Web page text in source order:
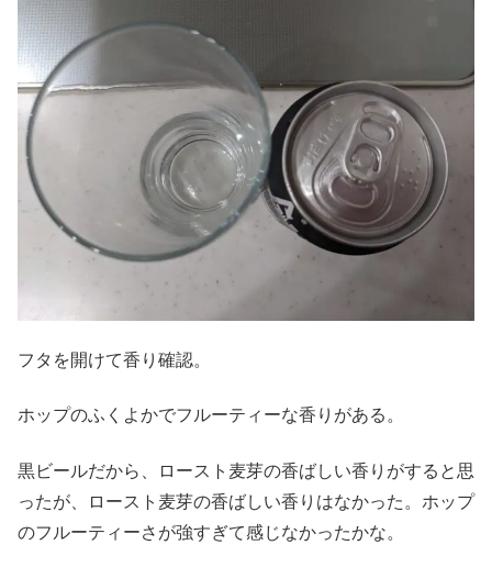
フタを開けて香り確認。
ホップのふくよかでフルーティーな香りがある。
黒ビールだから、ロースト麦芽の香ばしい香りがすると思
ったが、ロースト麦芽の香ばしい香りはなかった。ホップ
のフルーティーさが強すぎて感じなかったかな。